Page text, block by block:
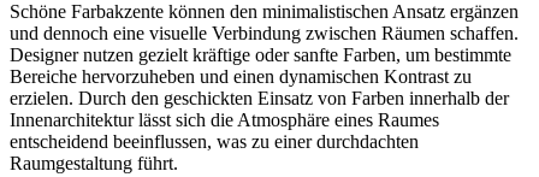
Schöne Farbakzente können den minimalistischen Ansatz ergänzen
und dennoch eine visuelle Verbindung zwischen Räumen schaffen.
Designer nutzen gezielt kräftige oder sanfte Farben, um bestimmte
Bereiche hervorzuheben und einen dynamischen Kontrast zu
erzielen. Durch den geschickten Einsatz von Farben innerhalb der
Innenarchitektur lässt sich die Atmosphäre eines Raumes
entscheidend beeinflussen, was zu einer durchdachten
Raumgestaltung führt.